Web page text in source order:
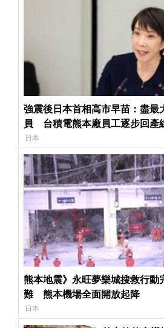
強震後日本首相高市早苗：盡最
員 台積電熊本廠員工逐步回產
日本
熊本地震》永旺夢樂城搜救行動
難 熊本機場全面開放起降
日本